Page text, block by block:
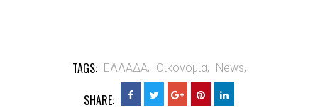
TAGS: ΕΛΛΑΔΑ, Οικονομια, News,
SHARE: